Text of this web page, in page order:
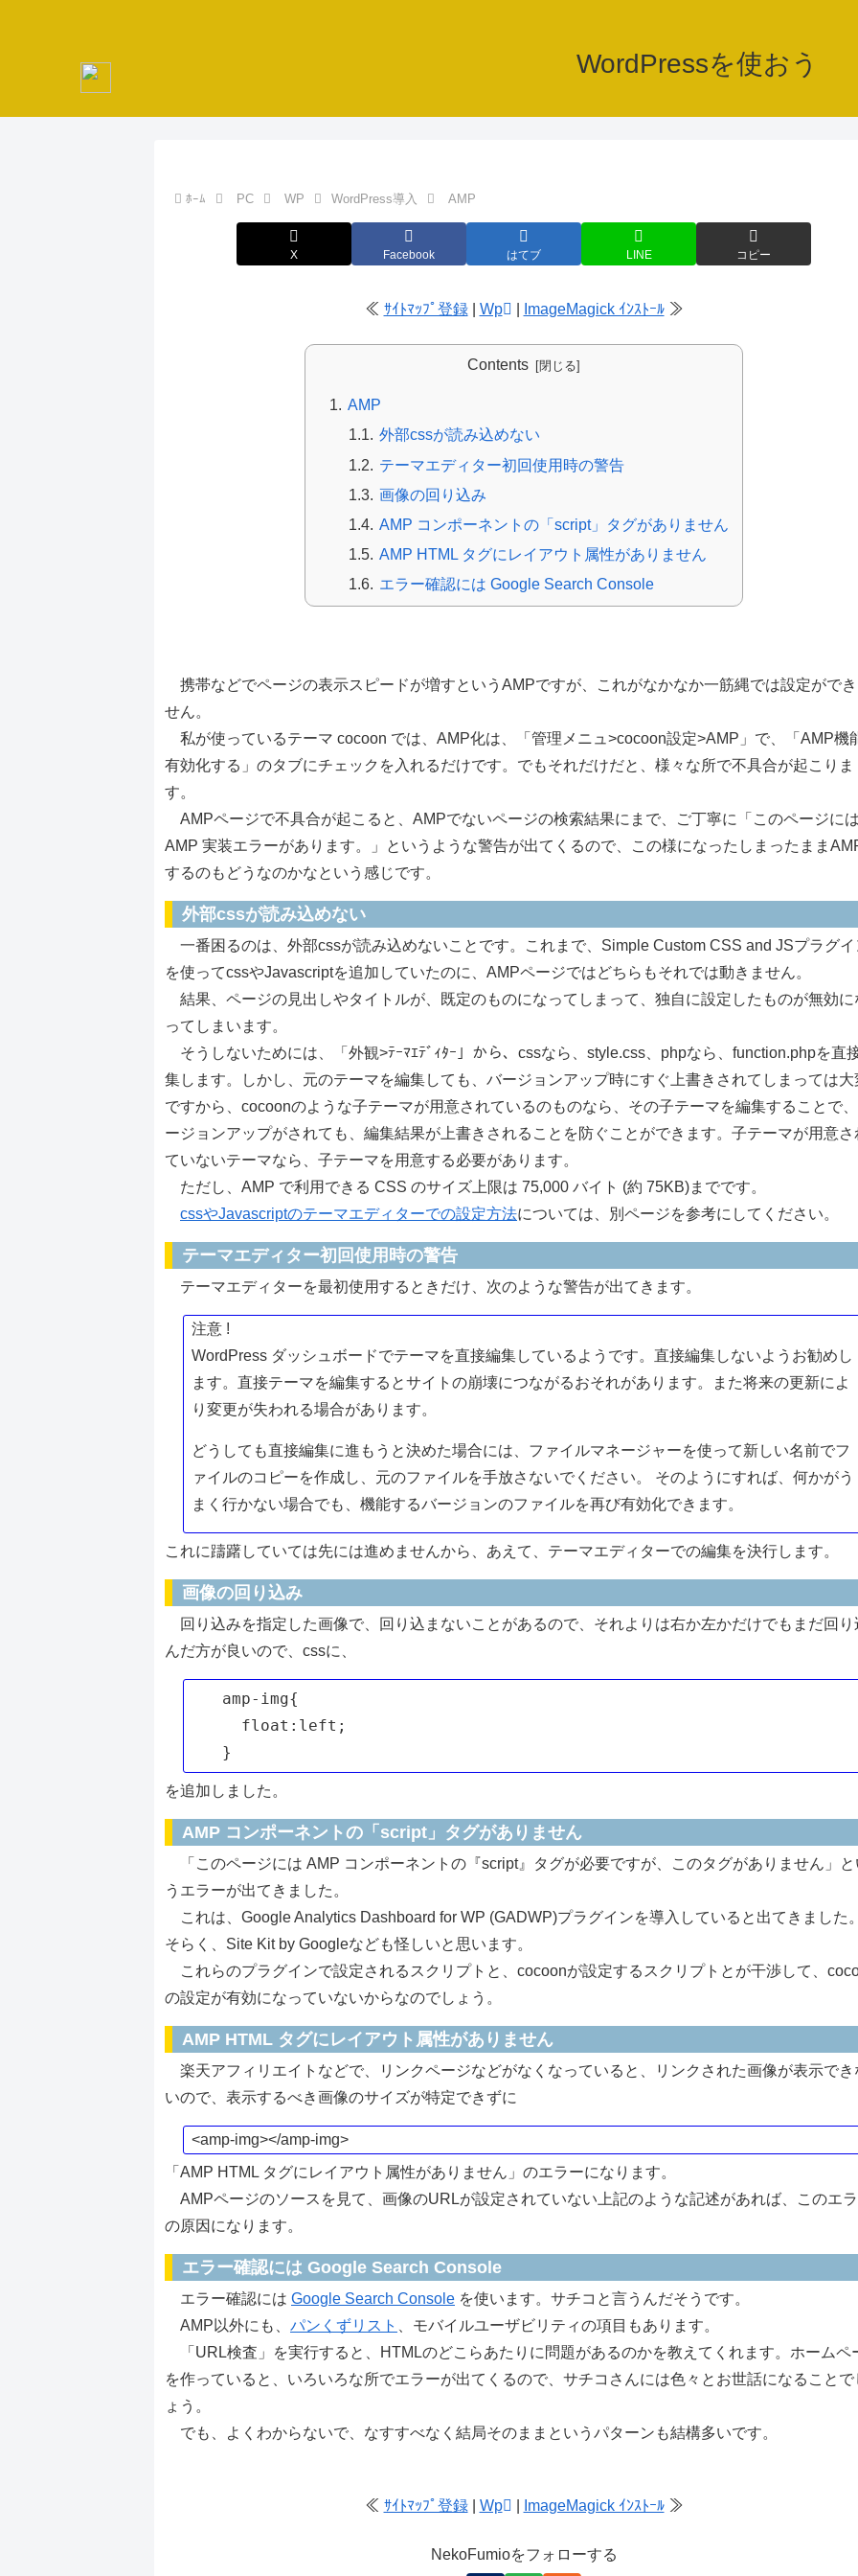
WordPressを使おう
ﾎｰﾑ PC WP WordPress導入 AMP
X Facebook はてブ LINE コピー
≪ ｻｲﾄﾏｯﾌﾟ登録| Wp ImageMagick ｲﾝｽﾄｰﾙ≫
Contents
AMP
外部cssが読み込めない
テーマエディター初回使用時の警告
画像の回り込み
AMP コンポーネントの「script」タグがありません
AMP HTML タグにレイアウト属性がありません
エラー確認には Google Search Console
携帯などでページの表示スピードが増すというAMPですが、これがなかなか一筋縄では設定がで
せん。
私が使っているテーマ cocoon では、AMP化は、「管理メニュ>cocoon設定>AMP」で、「AMP機
有効化する」のタブにチェックを入れるだけです。でもそれだけだと、様々な所で不具合が起こりま
す。
AMPページで不具合が起こると、AMPでないページの検索結果にまで、ご丁寧に「このページに
AMP 実装エラーがあります。」というような警告が出てくるので、この様になったしまったまま
するのもどうなのかなという感じです。
外部cssが読み込めない
一番困るのは、外部cssが読み込めないことです。これまで、Simple Custom CSS and JSプラグイ
を使ってcssやJavascriptを追加していたのに、AMPページではどちらもそれでは動きません。
結果、ページの見出しやタイトルが、既定のものになってしまって、独自に設定したものが無効に
ってしまいます。
そうしないためには、「外観>ﾃｰﾏｴﾃﾞｨﾀｰ」から、cssなら、style.css、phpなら、function.phpを直
集します。しかし、元のテーマを編集しても、バージョンアップ時にすぐ上書きされてしまっては大
ですから、cocoonのような子テーマが用意されているのものなら、その子テーマを編集することで
ージョンアップがされても、編集結果が上書きされることを防ぐことができます。子テーマが用意さ
ていないテーマなら、子テーマを用意する必要があります。
ただし、AMP で利用できる CSS のサイズ上限は 75,000 バイト (約 75KB)までです。
cssやJavascriptのテーマエディターでの設定方法については、別ページを参考にしてください。
テーマエディター初回使用時の警告
テーマエディターを最初使用するときだけ、次のような警告が出てきます。
注意 !
WordPress ダッシュボードでテーマを直接編集しているようです。直接編集しないようお勧めし
ます。直接テーマを編集するとサイトの崩壊につながるおそれがあります。また将来の更新によ
り変更が失われる場合があります。
どうしても直接編集に進もうと決めた場合には、ファイルマネージャーを使って新しい名前でフ
ァイルのコピーを作成し、元のファイルを手放さないでください。 そのようにすれば、何かがう
まく行かない場合でも、機能するバージョンのファイルを再び有効化できます。
これに躊躇していては先には進めませんから、あえて、テーマエディターでの編集を決行します。
画像の回り込み
回り込みを指定した画像で、回り込まないことがあるので、それよりは右か左かだけでもまだ回り
んだ方が良いので、cssに、
amp-img{
を追加しました。
AMP コンポーネントの「script」タグがありません
「このページには AMP コンポーネントの『script』タグが必要ですが、このタグがありません」と
うエラーが出てきました。
これは、Google Analytics Dashboard for WP (GADWP)プラグインを導入していると出てきました
そらく、Site Kit by Googleなども怪しいと思います。
これらのプラグインで設定されるスクリプトと、cocoonが設定するスクリプトとが干渉して、
の設定が有効になっていないからなのでしょう。
AMP HTML タグにレイアウト属性がありません
楽天アフィリエイトなどで、リンクページなどがなくなっていると、リンクされた画像が表示でき
いので、表示するべき画像のサイズが特定できずに
<amp-img></amp-img>
「AMP HTML タグにレイアウト属性がありません」のエラーになります。
AMPページのソースを見て、画像のURLが設定されていない上記のような記述があれば、このエ
の原因になります。
エラー確認には Google Search Console
エラー確認には Google Search Console を使います。サチコと言うんだそうです。
AMP以外にも、 パンくずリスト
、モバイルユーザビリティの項目もあります。
「URL検査」を実行すると、HTMLのどこらあたりに問題があるのかを教えてくれます。ホームペ
を作っていると、いろいろな所でエラーが出てくるので、サチコさんには色々とお世話になることで
ょう。
でも、よくわからないで、なすすべなく結局そのままというパターンも結構多いです。
≪ ｻｲﾄﾏｯﾌﾟ登録| Wp ImageMagick ｲﾝｽﾄｰﾙ≫
NekoFumioをフォローする